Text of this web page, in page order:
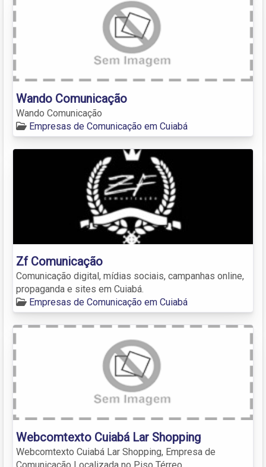
Wando Comunicação
Wando Comunicação
Empresas de Comunicação em Cuiabá
Zf Comunicação
Comunicação digital, mídias sociais, campanhas online,
propaganda e sites em Cuiabá.
Empresas de Comunicação em Cuiabá
Webcomtexto Cuiabá Lar Shopping
Webcomtexto Cuiabá Lar Shopping, Empresa de
Comunicação Localizada no Piso Térreo.